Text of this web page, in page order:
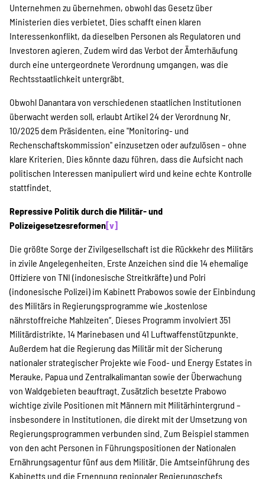
Unternehmen zu übernehmen, obwohl das Gesetz über
Ministerien dies verbietet. Dies schafft einen klaren
Interessenkonflikt, da dieselben Personen als Regulatoren und
Investoren agieren. Zudem wird das Verbot der Ämterhäufung
durch eine untergeordnete Verordnung umgangen, was die
Rechtsstaatlichkeit untergräbt.
Obwohl Danantara von verschiedenen staatlichen Institutionen
überwacht werden soll, erlaubt Artikel 24 der Verordnung Nr.
10/2025 dem Präsidenten, eine "Monitoring- und
Rechenschaftskommission" einzusetzen oder aufzulösen – ohne
klare Kriterien. Dies könnte dazu führen, dass die Aufsicht nach
politischen Interessen manipuliert wird und keine echte Kontrolle
stattfindet.
Repressive Politik durch die Militär- und
Polizeigesetzesreformen[v]
Die größte Sorge der Zivilgesellschaft ist die Rückkehr des Militärs
in zivile Angelegenheiten. Erste Anzeichen sind die 14 ehemalige
Offiziere von TNI (indonesische Streitkräfte) und Polri
(indonesische Polizei) im Kabinett Prabowos sowie der Einbindung
des Militärs in Regierungsprogramme wie „kostenlose
nährstoffreiche Mahlzeiten“. Dieses Programm involviert 351
Militärdistrikte, 14 Marinebasen und 41 Luftwaffenstützpunkte.
Außerdem hat die Regierung das Militär mit der Sicherung
nationaler strategischer Projekte wie Food- und Energy Estates in
Merauke, Papua und Zentralkalimantan sowie der Überwachung
von Waldgebieten beauftragt. Zusätzlich besetzte Prabowo
wichtige zivile Positionen mit Männern mit Militärhintergrund –
insbesondere in Institutionen, die direkt mit der Umsetzung von
Regierungsprogrammen verbunden sind. Zum Beispiel stammen
von den acht Personen in Führungspositionen der Nationalen
Ernährungsagentur fünf aus dem Militär. Die Amtseinführung des
Kabinetts und die Ernennung regionaler Regierungschefs